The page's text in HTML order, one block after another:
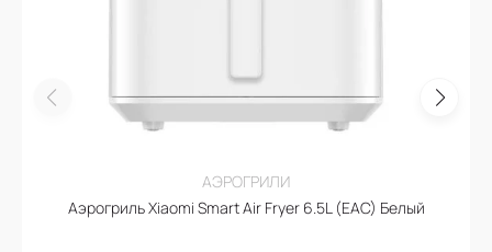
АЭРОГРИЛИ
Аэрогриль Xiaomi Smart Air Fryer 6.5L (EAC) Белый